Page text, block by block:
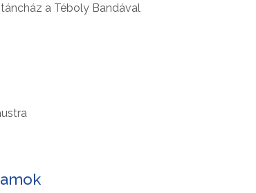
a Téboly Bandával